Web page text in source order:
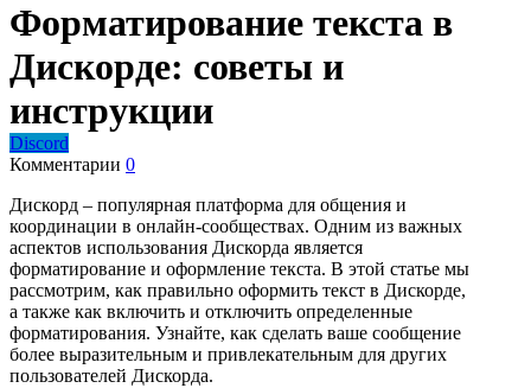
Форматирование текста в
Дискорде: советы и
инструкции
Discord
Комментарии 0
Дискорд – популярная платформа для общения и
координации в онлайн-сообществах. Одним из важных
аспектов использования Дискорда является
форматирование и оформление текста. В этой статье мы
рассмотрим, как правильно оформить текст в Дискорде,
а также как включить и отключить определенные
форматирования. Узнайте, как сделать ваше сообщение
более выразительным и привлекательным для других
пользователей Дискорда.